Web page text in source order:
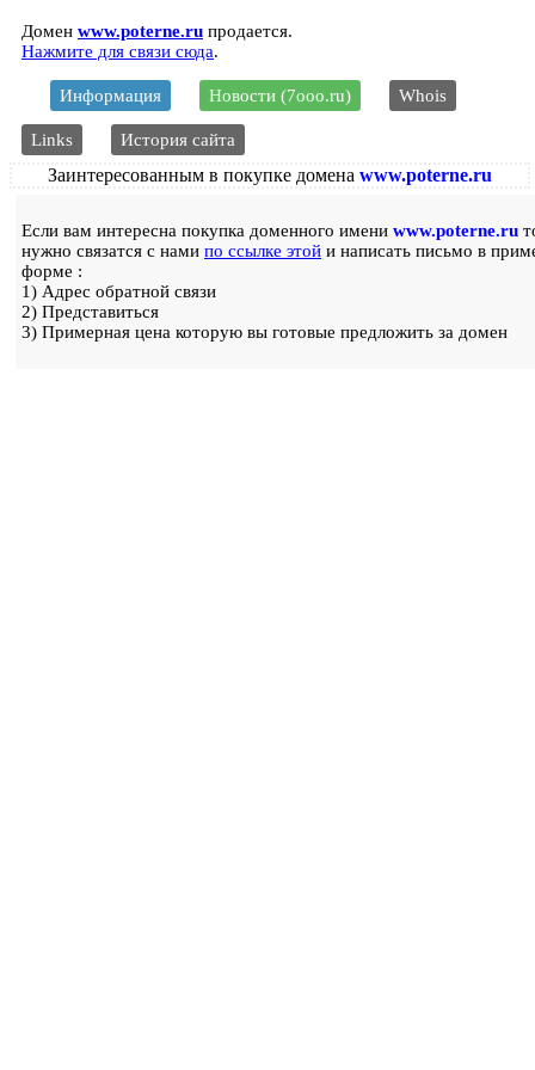
Домен www.poterne.ru продается.
Нажмите для связи сюда.
Информация Новости (7ooo.ru) Whois
Links История сайта
Заинтересованным в покупке домена www.poterne.ru
Если вам интересна покупка доменного имени www.poterne.ru
нужно связатся с нами по ссылке этой и написать письмо в
форме :
1) Адрес обратной связи
2) Представиться
3) Примерная цена которую вы готовые предложить за домен